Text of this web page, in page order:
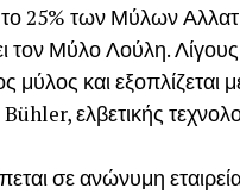
το 25% των Μύλων
τον Μύλο Λούλη.
μύλος και εξοπλίζεται
ελβετικής
σε ανώνυμη